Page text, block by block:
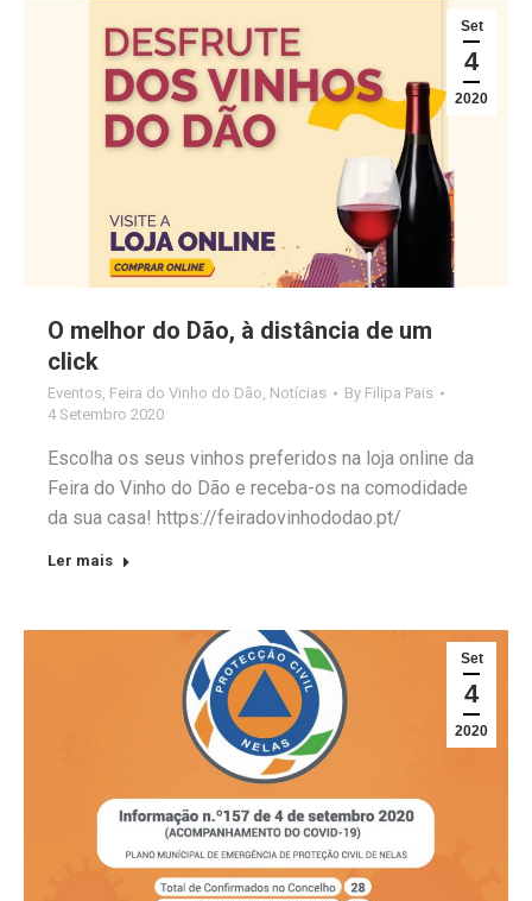
Set
4
2020
O melhor do Dão, à distância de um
click
Eventos, Feira do Vinho do Dão, Notícias By Filipa Pais
4 Setembro 2020
Escolha os seus vinhos preferidos na loja online da
Feira do Vinho do Dão e receba-os na comodidade
da sua casa! https://feiradovinhododao.pt/
Ler mais
Set
4
2020